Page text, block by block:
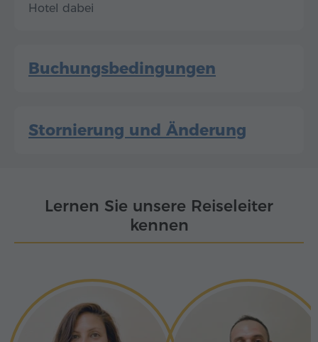
Hotel dabei
Buchungsbedingungen
Stornierung und Änderung
Lernen Sie unsere Reiseleiter
kennen